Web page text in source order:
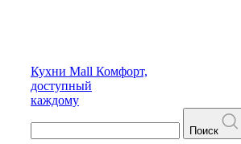
Кухни Mall Комфорт,
доступный
каждому
Поиск